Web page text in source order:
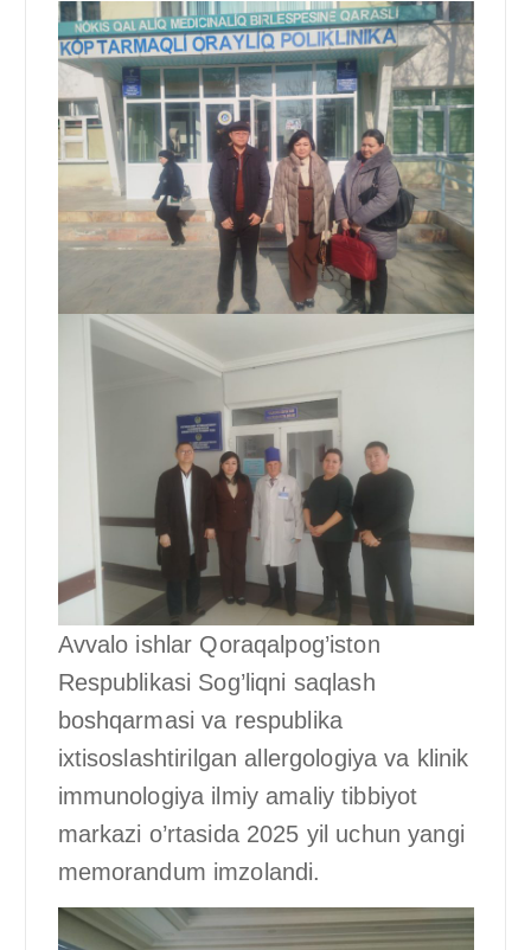
Avvalo ishlar Qoraqalpog’iston
Respublikasi Sog’liqni saqlash
boshqarmasi va respublika
ixtisoslashtirilgan allergologiya va klinik
immunologiya ilmiy amaliy tibbiyot
markazi o’rtasida 2025 yil uchun yangi
memorandum imzolandi.